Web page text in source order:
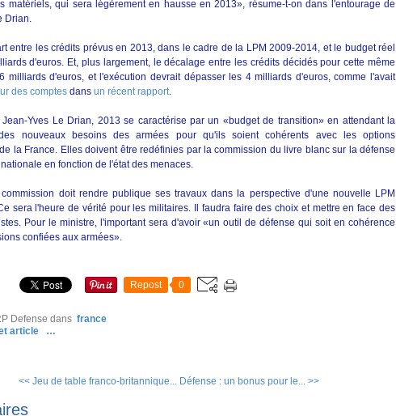
matériels, qui sera légèrement en hausse en 2013», résume-t-on dans l'entourage de
Drian.
entre les crédits prévus en 2013, dans le cadre de la LPM 2009-2014, et le budget réel
d'euros. Et, plus largement, le décalage entre les crédits décidés pour cette même
milliards d'euros, et l'exécution devrait dépasser les 4 milliards d'euros, comme l'avait
des comptes dans un récent rapport.
Yves Le Drian, 2013 se caractérise par un «budget de transition» en attendant la
nouveaux besoins des armées pour qu'ils soient cohérents avec les options
la France. Elles doivent être redéfinies par la commission du livre blanc sur la défense
en fonction de l'état des menaces.
doit rendre publique ses travaux dans la perspective d'une nouvelle LPM
sera l'heure de vérité pour les militaires. Il faudra faire des choix et mettre en face des
Pour le ministre, l'important sera d'avoir «un outil de défense qui soit en cohérence
confiées aux armées».
Repost 0
Defense dans france
article
…
<< Jeu de table franco-britannique... Défense : un bonus pour le... >>